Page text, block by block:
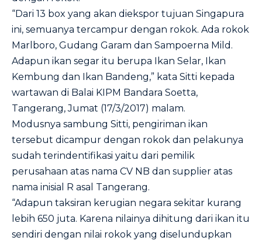
“Dari 13 box yang akan diekspor tujuan Singapura
ini, semuanya tercampur dengan rokok. Ada rokok
Marlboro, Gudang Garam dan Sampoerna Mild.
Adapun ikan segar itu berupa Ikan Selar, Ikan
Kembung dan Ikan Bandeng,” kata Sitti kepada
wartawan di Balai KIPM Bandara Soetta,
Tangerang, Jumat (17/3/2017) malam.
Modusnya sambung Sitti, pengiriman ikan
tersebut dicampur dengan rokok dan pelakunya
sudah terindentifikasi yaitu dari pemilik
perusahaan atas nama CV NB dan supplier atas
nama inisial R asal Tangerang.
“Adapun taksiran kerugian negara sekitar kurang
lebih 650 juta. Karena nilainya dihitung dari ikan itu
sendiri dengan nilai rokok yang diselundupkan